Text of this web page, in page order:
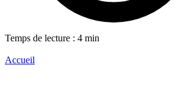
Temps de lecture : 4 min
Accueil